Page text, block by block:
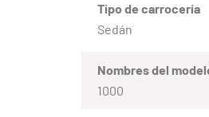
Tipo de carrocería
Sedán
Nombres del
1000